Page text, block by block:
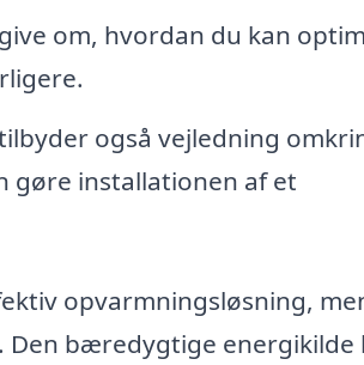
om, hvordan du kan
også vejledning
gøre installationen af et
opvarmningsløsning,
bæredygtige energikilde